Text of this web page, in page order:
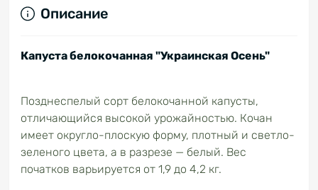
Описание
Капуста белокочанная "Украинская Осень"
Позднеспелый сорт белокочанной капусты,
отличающийся высокой урожайностью. Кочан
имеет округло-плоскую форму, плотный и светло-
зеленого цвета, а в разрезе — белый. Вес
початков варьируется от 1,9 до 4,2 кг.